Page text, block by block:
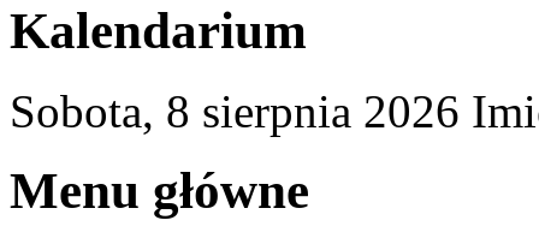
Kalendarium
Sobota, 8 sierpnia 2026
Menu główne